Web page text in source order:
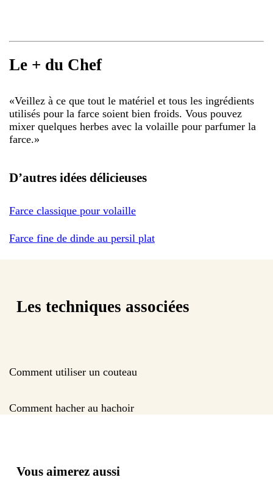
Le + du Chef
«Veillez à ce que tout le matériel et tous les ingrédients
utilisés pour la farce soient bien froids. Vous pouvez
mixer quelques herbes avec la volaille pour parfumer la
farce.»
D’autres idées délicieuses
Farce classique pour volaille
Farce fine de dinde au persil plat
Les techniques associées
Comment utiliser un couteau
Comment hacher au hachoir
Vous aimerez aussi